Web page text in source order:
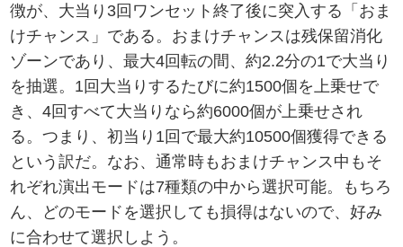
徴が、大当り3回ワンセット終了後に突入する「おま
けチャンス」である。おまけチャンスは残保留消化
ゾーンであり、最大4回転の間、約2.2分の1で大当り
を抽選。1回大当りするたびに約1500個を上乗せで
き、4回すべて大当りなら約6000個が上乗せされ
る。つまり、初当り1回で最大約10500個獲得できる
という訳だ。なお、通常時もおまけチャンス中もそ
れぞれ演出モードは7種類の中から選択可能。もちろ
ん、どのモードを選択しても損得はないので、好み
に合わせて選択しよう。